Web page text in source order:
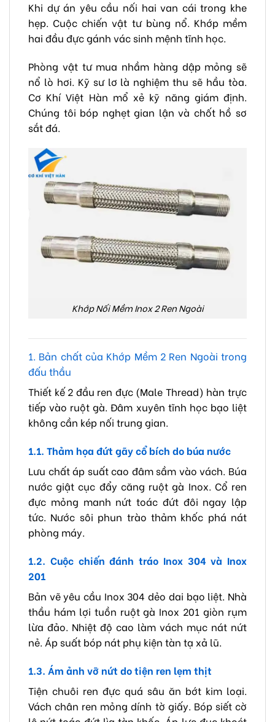
Khi dự án yêu cầu nối hai van cái trong khe
hẹp. Cuộc chiến vật tư bùng nổ. Khớp mềm
hai đầu đực gánh vác sinh mệnh tĩnh học.
Phòng vật tư mua nhầm hàng dập mỏng sẽ
nổ lò hơi. Kỹ sư lơ là nghiệm thu sẽ hầu tòa.
Cơ Khí Việt Hàn mổ xẻ kỹ năng giám định.
Chúng tôi bóp nghẹt gian lận và chốt hồ sơ
sắt đá.
Khớp Nối Mềm Inox 2 Ren Ngoài
1. Bản chất của Khớp Mềm 2 Ren Ngoài trong
đấu thầu
Thiết kế 2 đầu ren đực (Male Thread) hàn trực
tiếp vào ruột gà. Đâm xuyên tĩnh học bạo liệt
không cần kép nối trung gian.
1.1. Thảm họa đứt gãy cổ bích do búa nước
Lưu chất áp suất cao đâm sầm vào vách. Búa
nước giật cục đẩy căng ruột gà Inox. Cổ ren
đực mỏng manh nứt toác đứt đôi ngay lập
tức. Nước sôi phun trào thảm khốc phá nát
phòng máy.
1.2. Cuộc chiến đánh tráo Inox 304 và Inox
201
Bản vẽ yêu cầu Inox 304 dẻo dai bạo liệt. Nhà
thầu hám lợi tuồn ruột gà Inox 201 giòn rụm
lừa đảo. Nhiệt độ cao làm vách mục nát nứt
nẻ. Áp suất bóp nát phụ kiện tàn tạ xả lũ.
1.3. Ám ảnh vỡ nứt do tiện ren lẹm thịt
Tiện chuôi ren đực quá sâu ăn bớt kim loại.
Vách chân ren mỏng dính tờ giấy. Bóp siết cờ